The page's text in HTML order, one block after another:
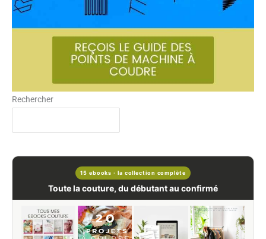
Rechercher
15 ebooks · la collection complète
Toute la couture, du débutant au confirmé